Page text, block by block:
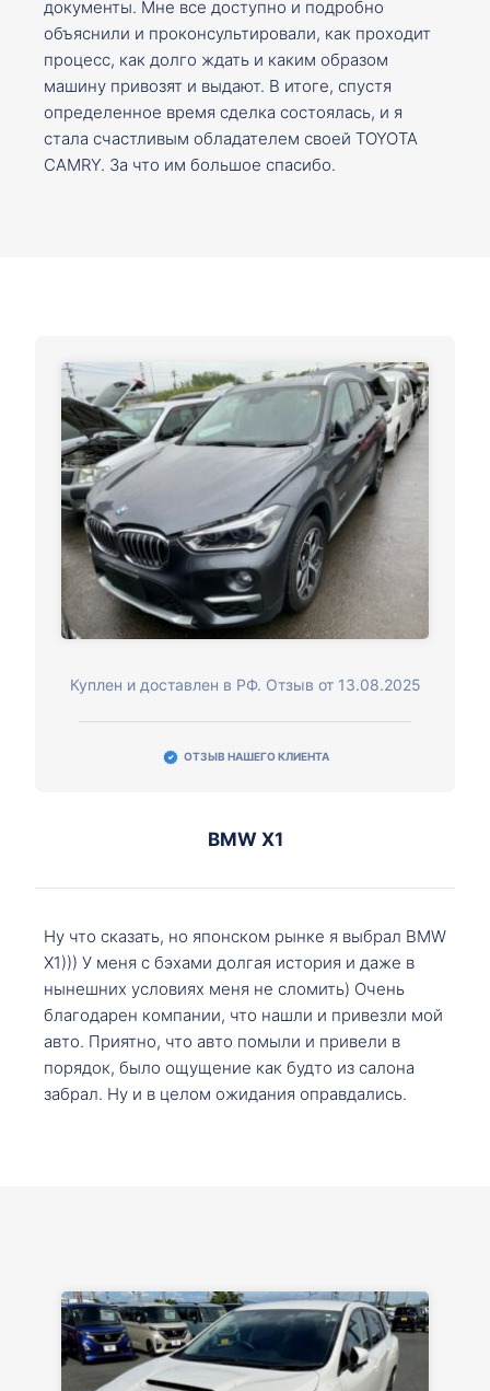
документы. Мне все доступно и подробно
объяснили и проконсультировали, как проходит
процесс, как долго ждать и каким образом
машину привозят и выдают. В итоге, спустя
определенное время сделка состоялась, и я
стала счастливым обладателем своей TOYOTA
CAMRY. За что им большое спасибо.
Куплен и доставлен в РФ. Отзыв от 13.08.2025
ОТЗЫВ НАШЕГО КЛИЕНТА
BMW X1
Ну что сказать, но японском рынке я выбрал BMW
X1))) У меня с бэхами долгая история и даже в
нынешних условиях меня не сломить) Очень
благодарен компании, что нашли и привезли мой
авто. Приятно, что авто помыли и привели в
порядок, было ощущение как будто из салона
забрал. Ну и в целом ожидания оправдались.